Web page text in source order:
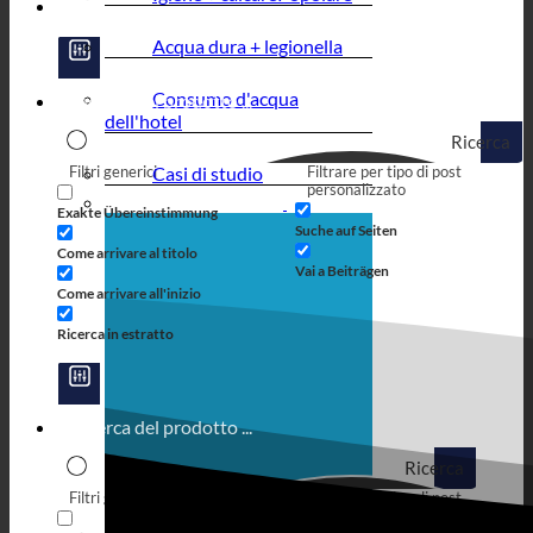
Ricerca
Filtri generici
Exakte Übereinstimmung
Come arrivare al titolo
Come arrivare all'inizio
Ricerca in estratto
Filtrare per tipo di post
personalizzato
Suche auf Seiten
Vai a Beiträgen
Ricerca
Filtri generici
Filtrare per tipo di post
Acqua dura + legionella
Consumo d'acqua
dell'hotel
Casi di studio